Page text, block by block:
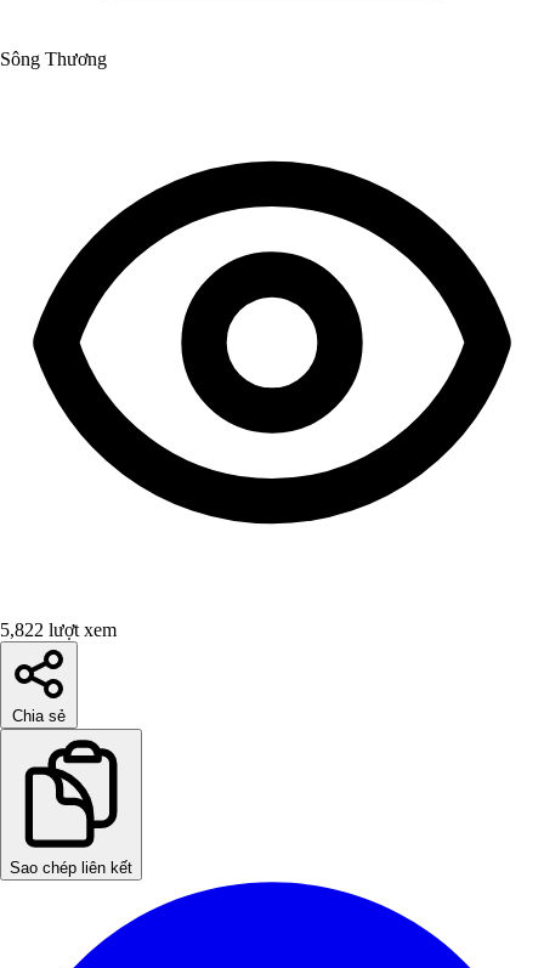
Sông Thương
5,822 lượt xem
Chia sẻ
Sao chép liên kết